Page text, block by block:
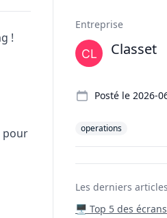
!
pour
Entreprise
Classet
Posté le 2026-
operations
Les derniers
🖥️ Top 5 des